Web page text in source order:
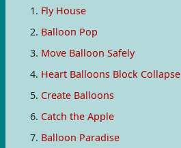
Fly House
Balloon Pop
Move Balloon Safely
Heart Balloons Block Collapse
Create Balloons
Catch the Apple
Balloon Paradise